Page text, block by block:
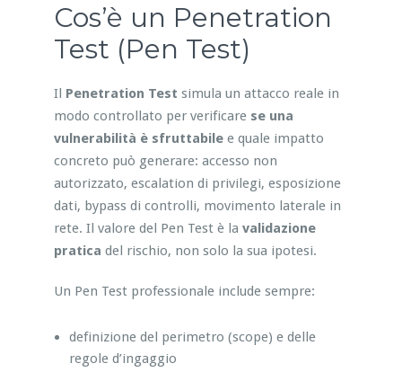
Cos’è un Penetration
Test (Pen Test)
Il Penetration Test simula un attacco reale in
modo controllato per verificare se una
vulnerabilità è sfruttabilee quale impatto
concreto può generare: accesso non
autorizzato, escalation di privilegi, esposizione
dati, bypass di controlli, movimento laterale in
rete. Il valore del Pen Test è la validazione
pratica del rischio, non solo la sua ipotesi.
Un Pen Test professionale include sempre:
definizione del perimetro (scope) e delle
regole d’ingaggio